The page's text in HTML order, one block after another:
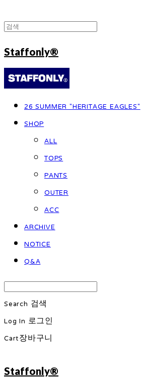
Staffonly®
26 SUMMER "HERITAGE EAGLES"
SHOP
ALL
TOPS
PANTS
OUTER
ACC
ARCHIVE
NOTICE
Q&A
Search 검색
Log In 로그인
Cart장바구니
Staffonly®